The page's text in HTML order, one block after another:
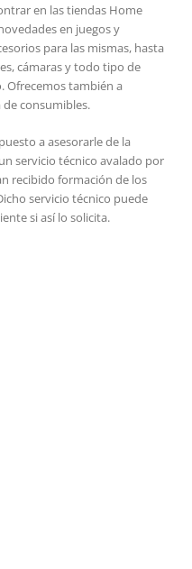
en las tiendas Home
en juegos y
para las mismas, hasta
cámaras y todo tipo de
Ofrecemos también a
consumibles.
a asesorarle de la
servicio técnico avalado por
recibido formación de los
servicio técnico puede
si así lo solicita.